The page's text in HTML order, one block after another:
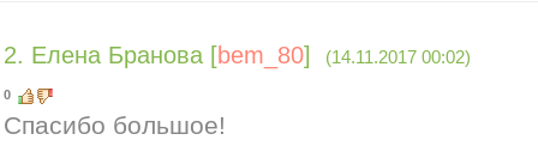
2. Елена Бранова [bem_80] (14.11.2017 00:02)
0
Спасибо большое!